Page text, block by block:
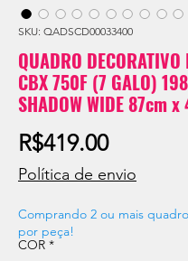
SKU: QADSCD00033400
QUADRO DECORATIVO
CBX 750F (7 GALO)
SHADOW WIDE 87cm
R$419.00Price
Política de envio
Comprando 2 ou mais
por peça!
COR *